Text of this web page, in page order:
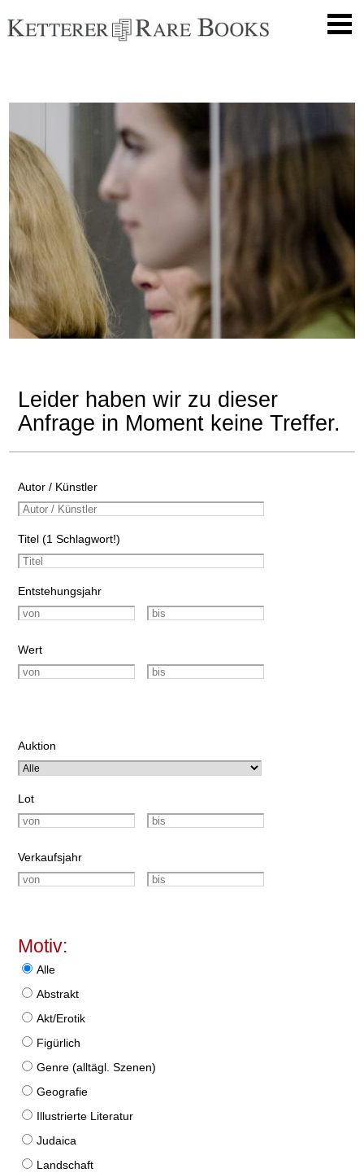
Leider haben wir zu dieser
Anfrage in Moment keine Treffer.
Autor / Künstler
Titel (1 Schlagwort!)
Entstehungsjahr
Wert
Auktion
Lot
Verkaufsjahr
Motiv:
Alle
Abstrakt
Akt/Erotik
Figürlich
Genre (alltägl. Szenen)
Geografie
Illustrierte Literatur
Judaica
Landschaft